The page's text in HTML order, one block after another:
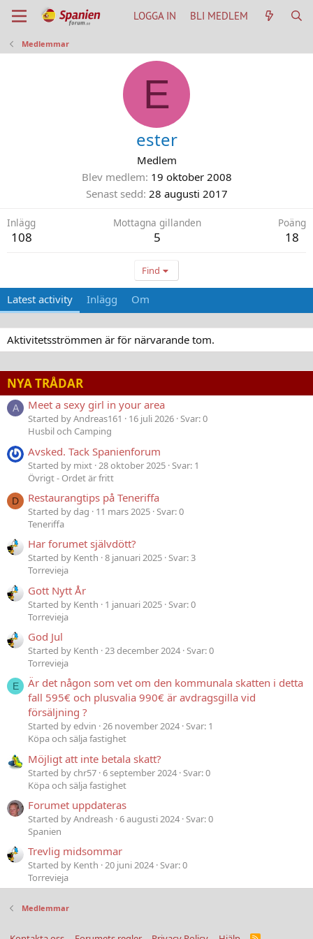
LOGGA IN BLI MEDLEM
Medlemmar
E
ester
Medlem
Blev medlem 19 oktober 2008
Senast sedd 28 augusti 2017
Inlägg
108
Mottagna gillanden
5
Poäng
18
Find
Latest activity Inlägg Om
Aktivitetsströmmen är för närvarande tom.
NYA TRÅDAR
A Meet a sexy girl in your area
Started by Andreas161 16 juli 2026 Svar: 0
Husbil och Camping
Avsked. Tack Spanienforum
Started by mixt 28 oktober 2025 Svar: 1
Övrigt - Ordet är fritt
D Restaurangtips på Teneriffa
Started by dag 11 mars 2025 Svar: 0
Teneriffa
Har forumet självdött?
Started by Kenth 8 januari 2025 Svar: 3
Torrevieja
Gott Nytt År
Started by Kenth 1 januari 2025 Svar: 0
Torrevieja
God Jul
Started by Kenth 23 december 2024 Svar: 0
Torrevieja
E
Är det någon som vet om den kommunala skatten i detta
fall 595€ och plusvalia 990€ är avdragsgilla vid
försäljning ?
Started by edvin 26 november 2024 Svar: 1
Köpa och sälja fastighet
Möjligt att inte betala skatt?
Started by chr57 6 september 2024 Svar: 0
Köpa och sälja fastighet
Forumet uppdateras
Started by Andreash 6 augusti 2024 Svar: 0
Spanien
Trevlig midsommar
Started by Kenth 20 juni 2024 Svar: 0
Torrevieja
Medlemmar